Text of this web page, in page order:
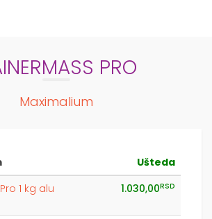
PRO
Maximalium
Ušteda
1 kg alu
1.030,00RSD